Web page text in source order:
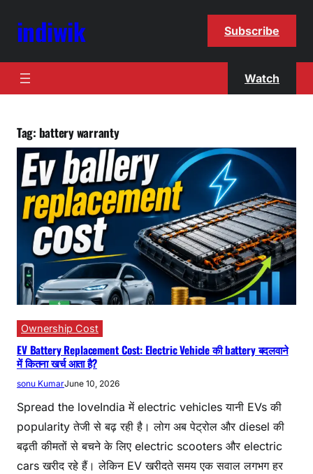
indiwik Subscribe
Watch
Tag: battery warranty
Ownership Cost
EV Battery Replacement Cost: Electric Vehicle की battery बदलवाने
में कितना खर्च आता है?
sonu KumarJune 10, 2026
Spread the loveIndia में electric vehicles यानी EVs की
popularity तेजी से बढ़ रही है। लोग अब पेट्रोल और diesel की
बढ़ती कीमतों से बचने के लिए electric scooters और electric
cars खरीद रहे हैं। लेकिन EV खरीदते समय एक सवाल लगभग हर